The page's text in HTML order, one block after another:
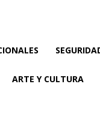
ARTE Y CULTURA